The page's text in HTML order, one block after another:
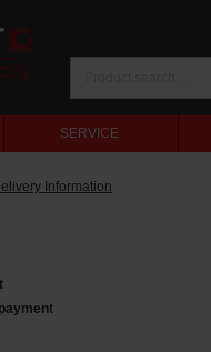
SERVICE
Information